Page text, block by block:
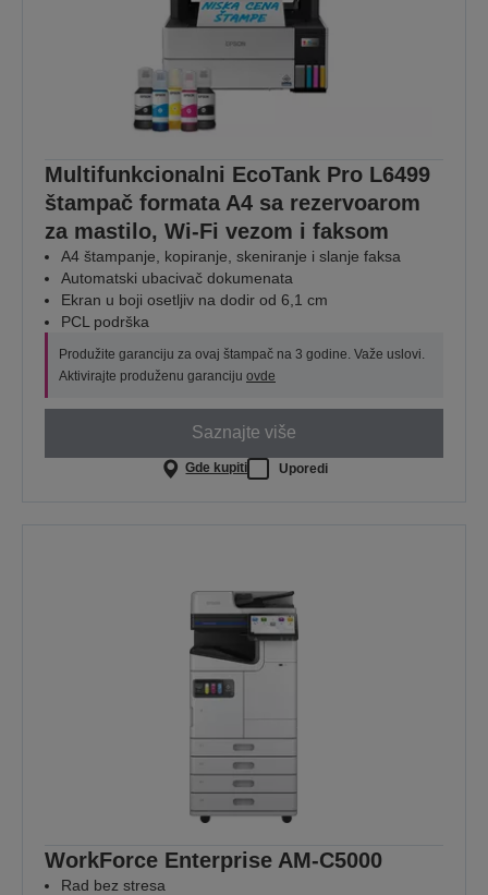
Multifunkcionalni EcoTank Pro L6499
štampač formata A4 sa rezervoarom
za mastilo, Wi-Fi vezom i faksom
A4 štampanje, kopiranje, skeniranje i slanje faksa
Automatski ubacivač dokumenata
Ekran u boji osetljiv na dodir od 6,1 cm
PCL podrška
Produžite garanciju za ovaj štampač na 3 godine. Važe uslovi.
Aktivirajte produženu garanciju ovde
Saznajte više
Gde kupiti Uporedi
WorkForce Enterprise​ AM-C5000​
Rad bez stresa